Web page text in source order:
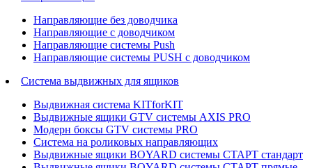
Направляющие без доводчика
Направляющие с доводчиком
Направляющие системы Push
Направляющие системы PUSH с доводчиком
Система выдвижных для ящиков
Выдвижная система KITforKIT
Выдвижные ящики GTV системы AXIS PRO
Модерн боксы GTV системы PRO
Система на роликовых направляющих
Выдвижные ящики BOYARD системы СТАРТ стандарт